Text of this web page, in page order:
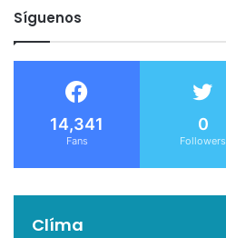
Síguenos
14,341
Fans
0
Followers
Clíma